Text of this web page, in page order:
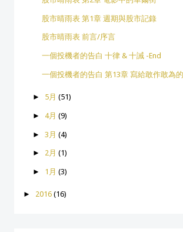
股市晴雨表 第1章 週期與股市記錄
股市晴雨表 前言/序言
一個投機者的告白 十律 & 十誡 -End
一個投機者的告白 第13章 寫給敢作敢為
► 5月 (51)
► 4月 (9)
► 3月 (4)
► 2月 (1)
► 1月 (3)
► 2016 (16)